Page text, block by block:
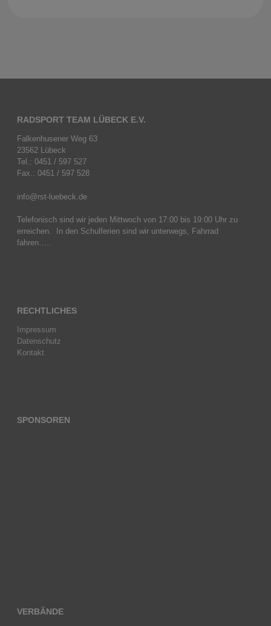
RADSPORT TEAM LÜBECK E.V.
Falkenhusener Weg 63
23562 Lübeck
Tel.: 0451 / 597 527
Fax.: 0451 / 597 528
info@rst-luebeck.de
Telefonisch sind wir jeden Mittwoch von 17:00 bis 19:00 Uhr zu
erreichen. In den Schulferien sind wir unterwegs, Fahrrad
fahren…..
RECHTLICHES
Impressum
Datenschutz
Kontakt
SPONSOREN
VERBÄNDE